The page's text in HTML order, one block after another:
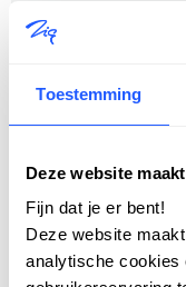
Toestemming
Deze website
Fijn dat je er bent!
Deze website
analytische cookies
vaardige
werkdruk en
Chat-
Zig.
Lees het